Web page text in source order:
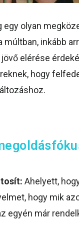
olyan
múltban, inkább
elérése
hogy
Ahelyett,
hogy mik
egyén már